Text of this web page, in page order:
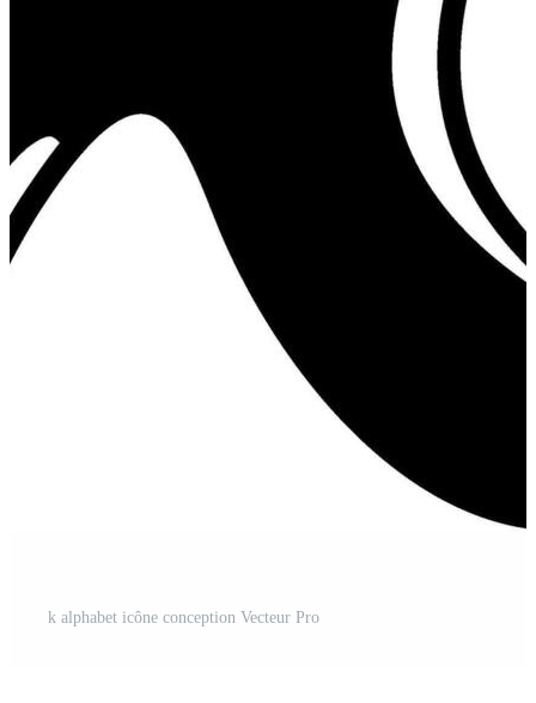
k alphabet icône conception Vecteur Pro